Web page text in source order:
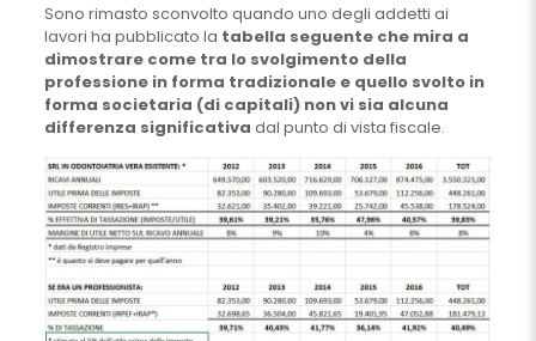
Sono rimasto sconvolto quando uno degli addetti ai
lavori ha pubblicato la tabella seguente che mira a
dimostrare come tra lo svolgimento della
professione in forma tradizionale e quello svolto in
forma societaria (di capitali) non vi sia alcuna
differenza significativa dal punto di vista fiscale.